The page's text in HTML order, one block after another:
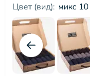
Цвет (вид): микс 10